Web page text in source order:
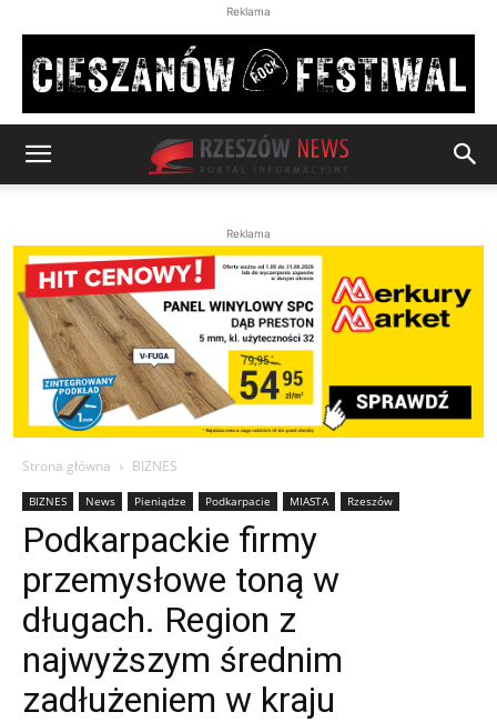
Reklama
Reklama
Strona główna BIZNES
BIZNES News Pieniądze Podkarpacie MIASTA Rzeszów
Podkarpackie firmy
przemysłowe toną w
długach. Region z
najwyższym średnim
zadłużeniem w kraju